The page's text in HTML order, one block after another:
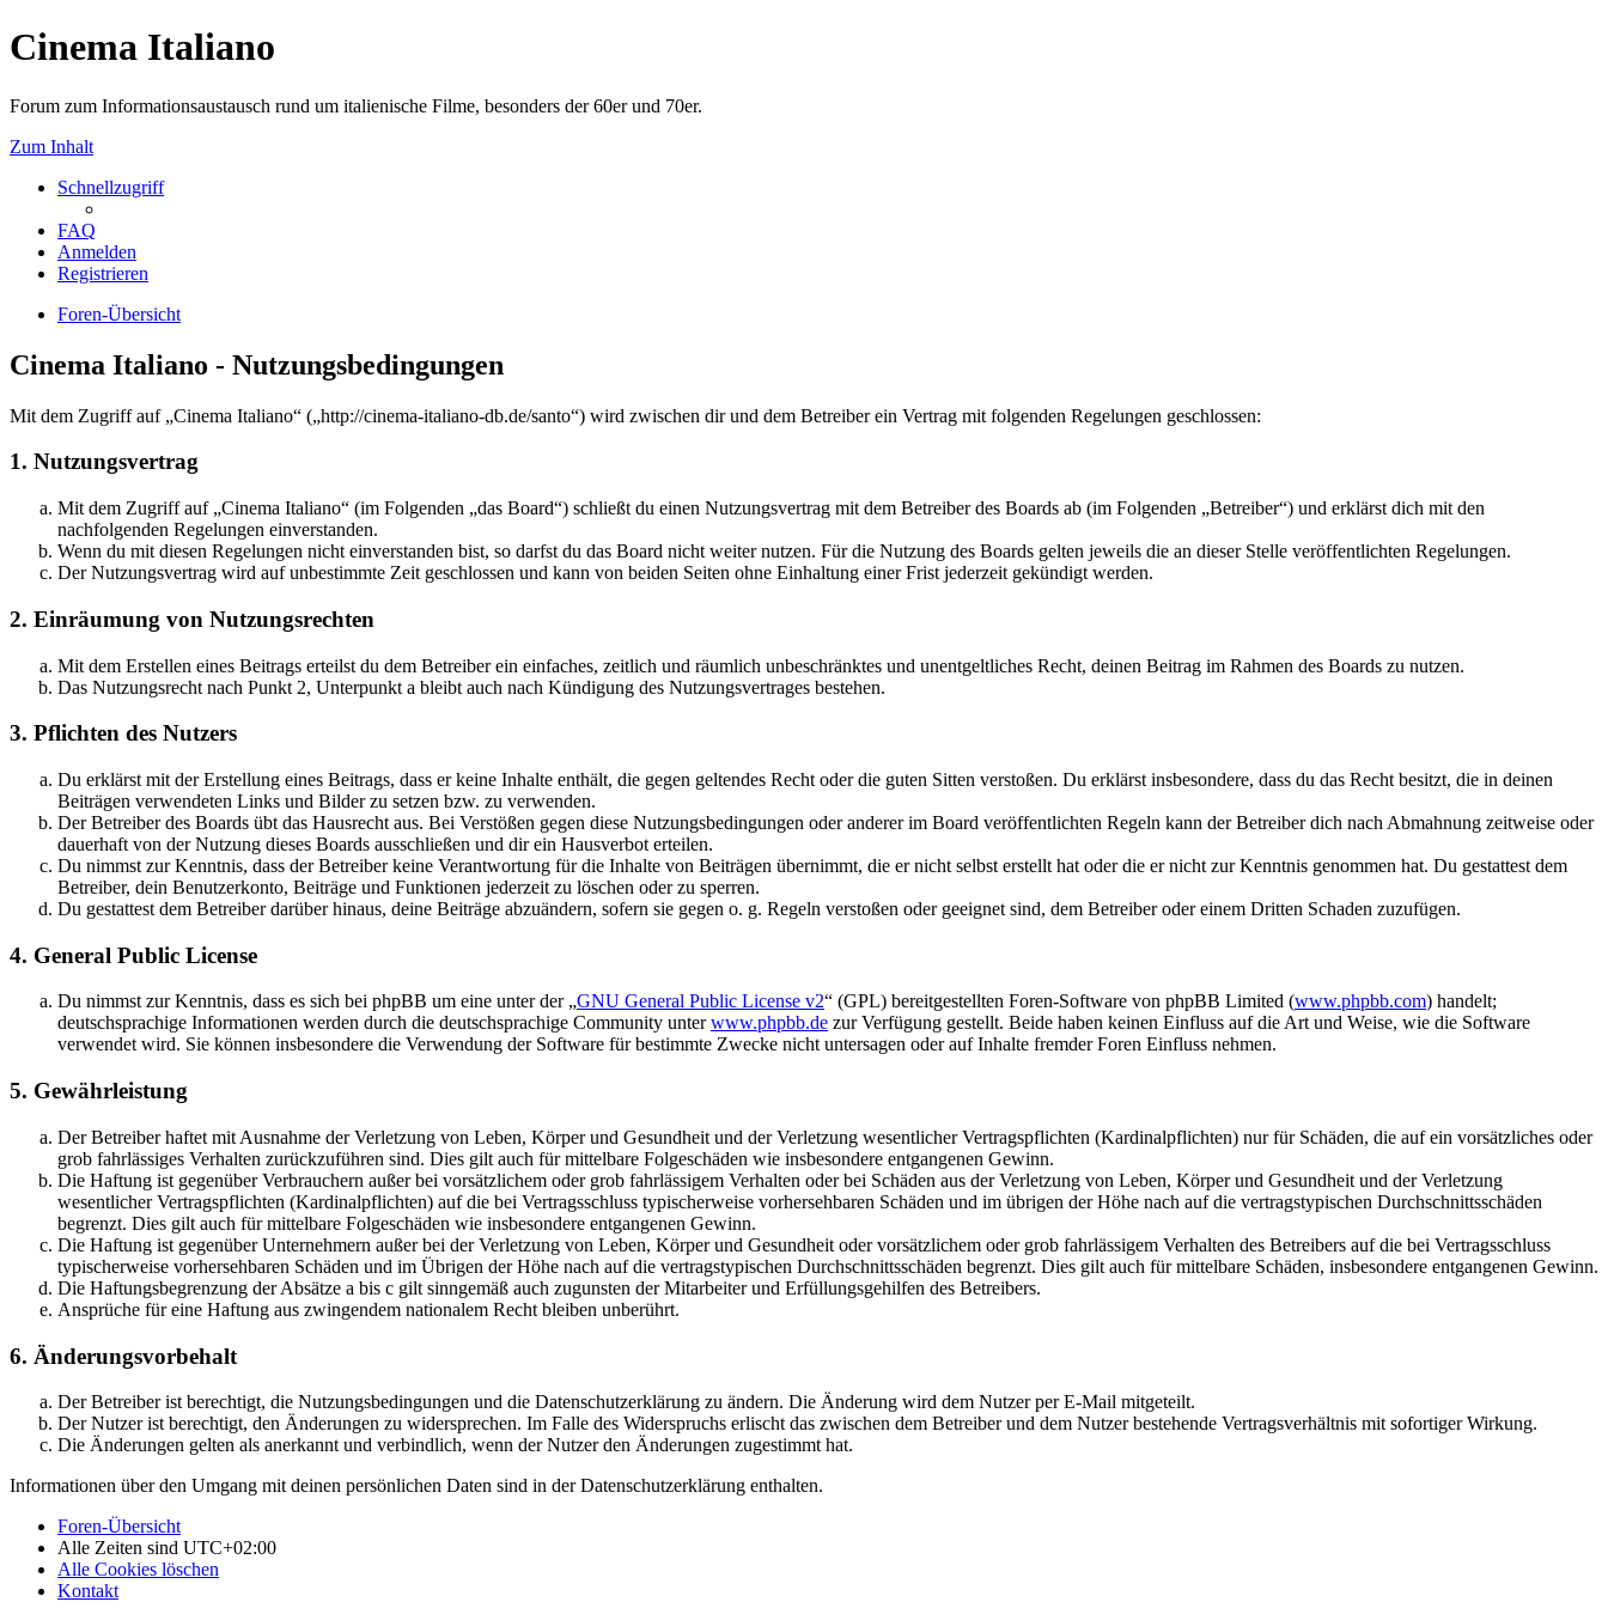
Cinema Italiano
Forum zum Informationsaustausch rund um italienische Filme, besonders der 60er und 70er.
Zum Inhalt
Schnellzugriff
FAQ
Anmelden
Registrieren
Foren-Übersicht
Cinema Italiano - Nutzungsbedingungen
Mit dem Zugriff auf „Cinema Italiano“ („http://cinema-italiano-db.de/santo“) wird zwischen dir und dem Betreiber ein Vertrag mit folgenden Regelungen geschlossen:
1. Nutzungsvertrag
Mit dem Zugriff auf „Cinema Italiano“ (im Folgenden „das Board“) schließt du einen Nutzungsvertrag mit dem Betreiber des Boards ab (im Folgenden „Betreiber“) und erklärst dich mit den
nachfolgenden Regelungen einverstanden.
Wenn du mit diesen Regelungen nicht einverstanden bist, so darfst du das Board nicht weiter nutzen. Für die Nutzung des Boards gelten jeweils die an dieser Stelle veröffentlichten Regelungen.
Der Nutzungsvertrag wird auf unbestimmte Zeit geschlossen und kann von beiden Seiten ohne Einhaltung einer Frist jederzeit gekündigt werden.
2. Einräumung von Nutzungsrechten
Mit dem Erstellen eines Beitrags erteilst du dem Betreiber ein einfaches, zeitlich und räumlich unbeschränktes und unentgeltliches Recht, deinen Beitrag im Rahmen des Boards zu nutzen.
Das Nutzungsrecht nach Punkt 2, Unterpunkt a bleibt auch nach Kündigung des Nutzungsvertrages bestehen.
3. Pflichten des Nutzers
Du erklärst mit der Erstellung eines Beitrags, dass er keine Inhalte enthält, die gegen geltendes Recht oder die guten Sitten verstoßen. Du erklärst insbesondere, dass du das Recht besitzt, die in deinen
Beiträgen verwendeten Links und Bilder zu setzen bzw. zu verwenden.
Der Betreiber des Boards übt das Hausrecht aus. Bei Verstößen gegen diese Nutzungsbedingungen oder anderer im Board veröffentlichten Regeln kann der Betreiber dich nach Abmahnung zeitweise oder
dauerhaft von der Nutzung dieses Boards ausschließen und dir ein Hausverbot erteilen.
Du nimmst zur Kenntnis, dass der Betreiber keine Verantwortung für die Inhalte von Beiträgen übernimmt, die er nicht selbst erstellt hat oder die er nicht zur Kenntnis genommen hat. Du gestattest dem
Betreiber, dein Benutzerkonto, Beiträge und Funktionen jederzeit zu löschen oder zu sperren.
Du gestattest dem Betreiber darüber hinaus, deine Beiträge abzuändern, sofern sie gegen o. g. Regeln verstoßen oder geeignet sind, dem Betreiber oder einem Dritten Schaden zuzufügen.
4. General Public License
Du nimmst zur Kenntnis, dass es sich bei phpBB um eine unter der „GNU General Public License v2“ (GPL) bereitgestellten Foren-Software von phpBB Limited (www.phpbb.com) handelt;
deutschsprachige Informationen werden durch die deutschsprachige Community unterwww.phpbb.de zur Verfügung gestellt. Beide haben keinen Einfluss auf die Art und Weise, wie die Software
verwendet wird. Sie können insbesondere die Verwendung der Software für bestimmte Zwecke nicht untersagen oder auf Inhalte fremder Foren Einfluss nehmen.
5. Gewährleistung
Der Betreiber haftet mit Ausnahme der Verletzung von Leben, Körper und Gesundheit und der Verletzung wesentlicher Vertragspflichten (Kardinalpflichten) nur für Schäden, die auf ein vorsätzliches oder
grob fahrlässiges Verhalten zurückzuführen sind. Dies gilt auch für mittelbare Folgeschäden wie insbesondere entgangenen Gewinn.
Die Haftung ist gegenüber Verbrauchern außer bei vorsätzlichem oder grob fahrlässigem Verhalten oder bei Schäden aus der Verletzung von Leben, Körper und Gesundheit und der Verletzung
wesentlicher Vertragspflichten (Kardinalpflichten) auf die bei Vertragsschluss typischerweise vorhersehbaren Schäden und im übrigen der Höhe nach auf die vertragstypischen Durchschnittsschäden
begrenzt. Dies gilt auch für mittelbare Folgeschäden wie insbesondere entgangenen Gewinn.
Die Haftung ist gegenüber Unternehmern außer bei der Verletzung von Leben, Körper und Gesundheit oder vorsätzlichem oder grob fahrlässigem Verhalten des Betreibers auf die bei Vertragsschluss
typischerweise vorhersehbaren Schäden und im Übrigen der Höhe nach auf die vertragstypischen Durchschnittsschäden begrenzt. Dies gilt auch für mittelbare Schäden, insbesondere entgangenen Gewinn.
Die Haftungsbegrenzung der Absätze a bis c gilt sinngemäß auch zugunsten der Mitarbeiter und Erfüllungsgehilfen des Betreibers.
Ansprüche für eine Haftung aus zwingendem nationalem Recht bleiben unberührt.
6. Änderungsvorbehalt
Der Betreiber ist berechtigt, die Nutzungsbedingungen und die Datenschutzerklärung zu ändern. Die Änderung wird dem Nutzer per E-Mail mitgeteilt.
Der Nutzer ist berechtigt, den Änderungen zu widersprechen. Im Falle des Widerspruchs erlischt das zwischen dem Betreiber und dem Nutzer bestehende Vertragsverhältnis mit sofortiger Wirkung.
Die Änderungen gelten als anerkannt und verbindlich, wenn der Nutzer den Änderungen zugestimmt hat.
Informationen über den Umgang mit deinen persönlichen Daten sind in der Datenschutzerklärung enthalten.
Foren-Übersicht
Alle Zeiten sind UTC+02:00
Alle Cookies löschen
Kontakt